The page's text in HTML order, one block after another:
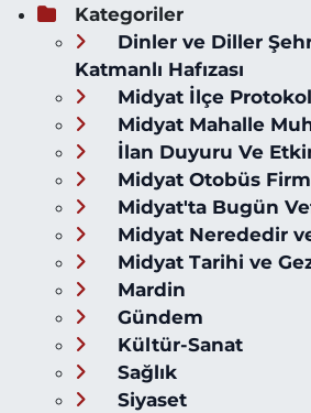
Kategoriler
Dinler ve Diller
Katmanlı Hafızası
Midyat İlçe
Midyat Mahalle
İlan Duyuru Ve
Midyat Otobüs
Midyat'ta Bugün
Midyat Nerededir
Midyat Tarihi ve
Mardin
Gündem
Kültür-Sanat
Sağlık
Siyaset